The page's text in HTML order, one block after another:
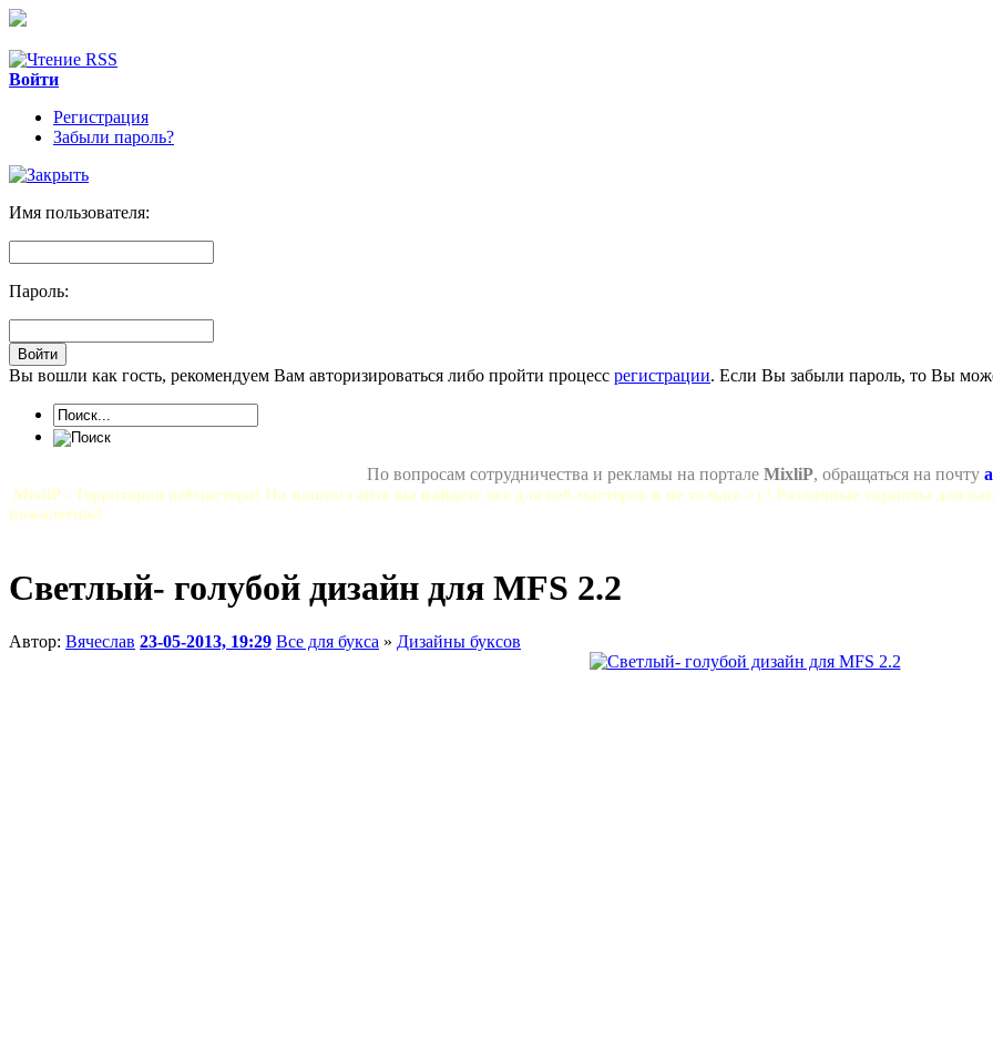
Войти
Регистрация
Забыли пароль?
Имя пользователя:
Пароль:
Вы вошли как гость, рекомендуем Вам авторизироваться либо пройти процесс регистрации. Если Вы забыли пароль, то Вы
По вопросам сотрудничества и рекламы на портале MixliP, обращаться на почту
MixliP - Территория вебмастера! На нашем сайте вы найдете все для веб-мастеров и не только =) ! Различные скрипты для
пожалеешь!
Светлый- голубой дизайн для MFS 2.2
Автор: Вячеслав 23-05-2013, 19:29 Все для букса » Дизайны буксов